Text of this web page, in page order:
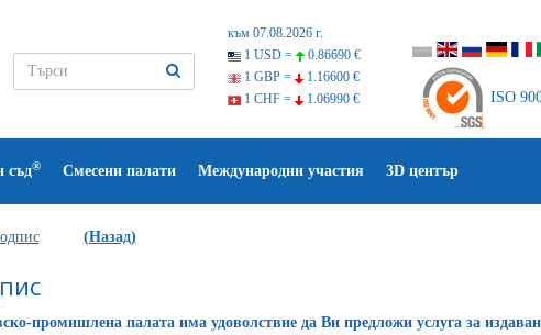
към 07.08.2026 г.
1 USD =
0.86690 €
1 GBP =
1.16600 €
1 CHF =
1.06990 € ISO
съд® Смесени палати Международни участия 3D център
(Назад)
промишлена палата има удоволствие да Ви предложи услуга за